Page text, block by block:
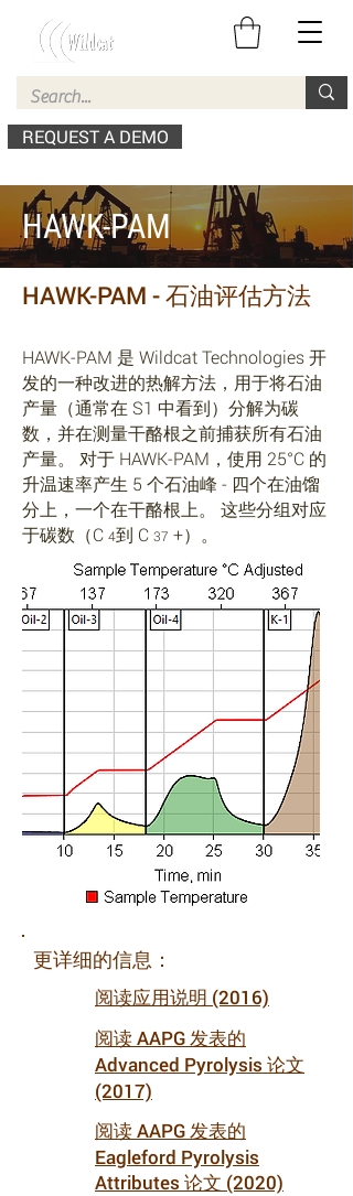
REQUEST A DEMO
HAWK-PAM
HAWK-PAM - 石油评估方法
HAWK-PAM 是 Wildcat Technologies 开
发的一种改进的热解方法，用于将石油
产量（通常在 S1 中看到）分解为碳
数，并在测量干酪根之前捕获所有石油
产量。
对于 HAWK-PAM，使用 25°C 的
升温速率产生 5 个石油峰 - 四个在油馏
分上，一个在干酪根上。
这些分组对应
于碳数（C 4到 C 37 +）。
更详细的信息：
阅读应用说明 (2016)
阅读 AAPG 发表的
Advanced Pyrolysis 论文
(2017)
阅读 AAPG 发表的
Eagleford Pyrolysis
Attributes 论文 (2020)